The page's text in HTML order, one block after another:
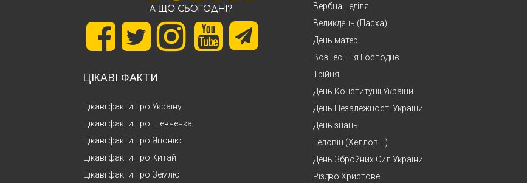
ЦІКАВІ ФАКТИ
Цікаві факти про Україну
Цікаві факти про Шевченка
Цікаві факти про Японію
Цікаві факти про Китай
Цікаві факти про Землю
Вербна неділя
Великдень (Пасха)
День матері
Вознесіння Господнє
Трійця
День Конституції України
День Незалежності України
День знань
Геловін (Хелловін)
День Збройних Сил України
Різдво Христове